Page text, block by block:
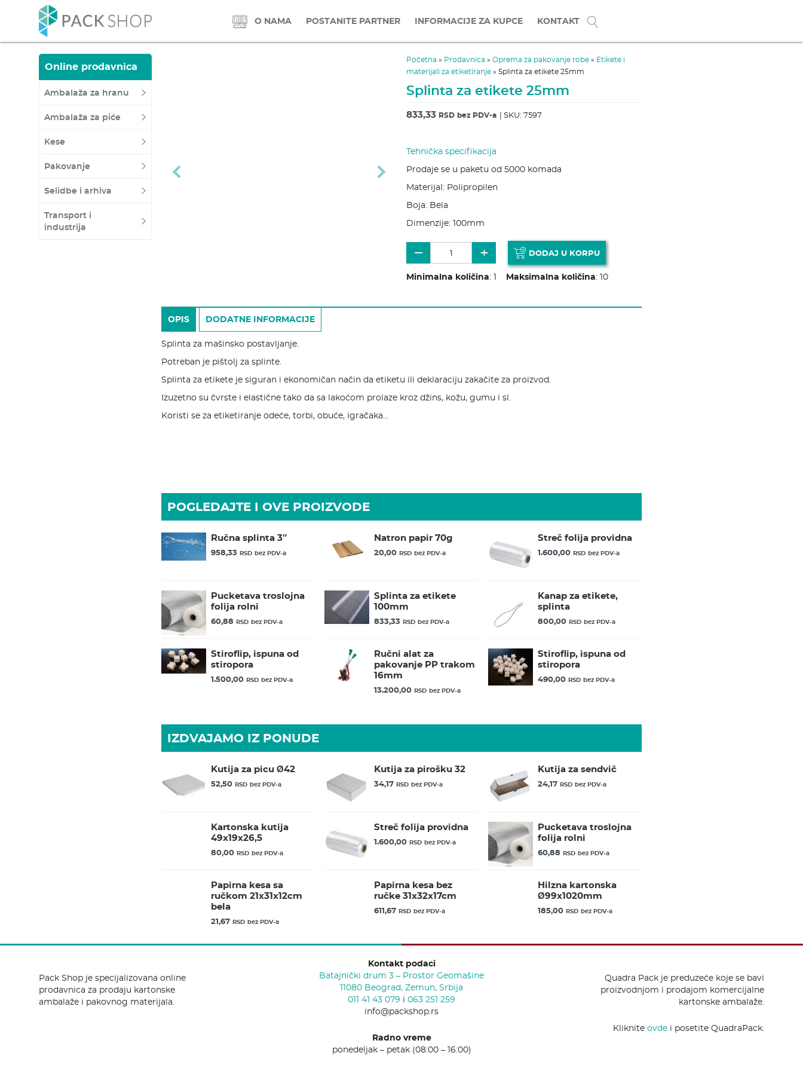
O NAMA POSTANITE PARTNER INFORMACIJE ZA KUPCE KONTAKT
Online prodavnica
Ambalaža za hranu
Ambalaža za piće
Kese
Pakovanje
Selidbe i arhiva
Transport i
industrija
Previous
Next
Početna » Prodavnica » Oprema za pakovanje robe » Etikete i
materijali za etiketiranje » Splinta za etikete 25mm
Splinta za etikete 25mm
833,33 RSD bez PDV-a | SKU: 7597
Tehnička specifikacija
Prodaje se u paketu od 5000 komada
Materijal: Polipropilen
Boja: Bela
Dimenzije: 100mm
−
Splinta za etikete 25mm količina
+ DODAJ U KORPU
Minimalna količina: 1 Maksimalna količina: 10
OPIS DODATNE INFORMACIJE
Splinta za mašinsko postavljanje.
Potreban je pištolj za splinte.
Splinta za etikete je siguran i ekonomičan način da etiketu ili deklaraciju zakačite za proizvod.
Izuzetno su čvrste i elastične tako da sa lakoćom prolaze kroz džins, kožu, gumu i sl.
Koristi se za etiketiranje odeće, torbi, obuće, igračaka…
POGLEDAJTE I OVE PROIZVODE
Ručna splinta 3″
958,33 RSD bez PDV-a
Natron papir 70g
20,00RSD bez PDV-a
Streč folija providna
1.600,00 RSD bez PDV-a
Pucketava troslojna
folija rolni
60,88 RSD bez PDV-a
Splinta za etikete
100mm
833,33RSD bez PDV-a
Kanap za etikete,
splinta
800,00 RSD bez PDV-a
Stiroflip, ispuna od
stiropora
1.500,00 RSD bez PDV-a
Ručni alat za
pakovanje PP trakom
16mm
13.200,00RSD bez PDV-a
Stiroflip, ispuna od
stiropora
490,00 RSD bez PDV-a
IZDVAJAMO IZ PONUDE
Kutija za picu Ø42
52,50 RSD bez PDV-a
Kutija za pirošku 32
34,17RSD bez PDV-a
Kutija za sendvič
24,17 RSD bez PDV-a
Kartonska kutija
49x19x26,5
80,00 RSD bez PDV-a
Streč folija providna
1.600,00RSD bez PDV-a
Pucketava troslojna
folija rolni
60,88 RSD bez PDV-a
Papirna kesa sa
ručkom 21x31x12cm
bela
21,67 RSD bez PDV-a
Papirna kesa bez
ručke 31x32x17cm
611,67RSD bez PDV-a
Hilzna kartonska
Ø99x1020mm
185,00 RSD bez PDV-a
Pack Shop je specijalizovana online
prodavnica za prodaju kartonske
ambalaže i pakovnog materijala.
Kontakt podaci
Batajnički drum 3 – Prostor Geomašine
11080 Beograd, Zemun, Srbija
011 41 43 079 i 063 251 259
info@packshop.rs
Radno vreme
ponedeljak – petak (08:00 – 16:00)
Quadra Pack je preduzeće koje se bavi
proizvodnjom i prodajom komercijalne
kartonske ambalaže.
Kliknite ovde i posetite QuadraPack.